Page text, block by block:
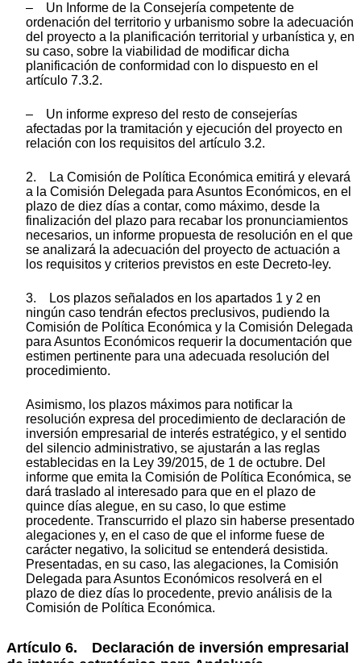
– Un Informe de la Consejería competente de
ordenación del territorio y urbanismo sobre la adecuación
del proyecto a la planificación territorial y urbanística y, en
su caso, sobre la viabilidad de modificar dicha
planificación de conformidad con lo dispuesto en el
artículo 7.3.2.
– Un informe expreso del resto de consejerías
afectadas por la tramitación y ejecución del proyecto en
relación con los requisitos del artículo 3.2.
2. La Comisión de Política Económica emitirá y elevará
a la Comisión Delegada para Asuntos Económicos, en el
plazo de diez días a contar, como máximo, desde la
finalización del plazo para recabar los pronunciamientos
necesarios, un informe propuesta de resolución en el que
se analizará la adecuación del proyecto de actuación a
los requisitos y criterios previstos en este Decreto-ley.
3. Los plazos señalados en los apartados 1 y 2 en
ningún caso tendrán efectos preclusivos, pudiendo la
Comisión de Política Económica y la Comisión Delegada
para Asuntos Económicos requerir la documentación que
estimen pertinente para una adecuada resolución del
procedimiento.
Asimismo, los plazos máximos para notificar la
resolución expresa del procedimiento de declaración de
inversión empresarial de interés estratégico, y el sentido
del silencio administrativo, se ajustarán a las reglas
establecidas en la Ley 39/2015, de 1 de octubre. Del
informe que emita la Comisión de Política Económica, se
dará traslado al interesado para que en el plazo de
quince días alegue, en su caso, lo que estime
procedente. Transcurrido el plazo sin haberse presentado
alegaciones y, en el caso de que el informe fuese de
carácter negativo, la solicitud se entenderá desistida.
Presentadas, en su caso, las alegaciones, la Comisión
Delegada para Asuntos Económicos resolverá en el
plazo de diez días lo procedente, previo análisis de la
Comisión de Política Económica.
Artículo 6. Declaración de inversión empresarial